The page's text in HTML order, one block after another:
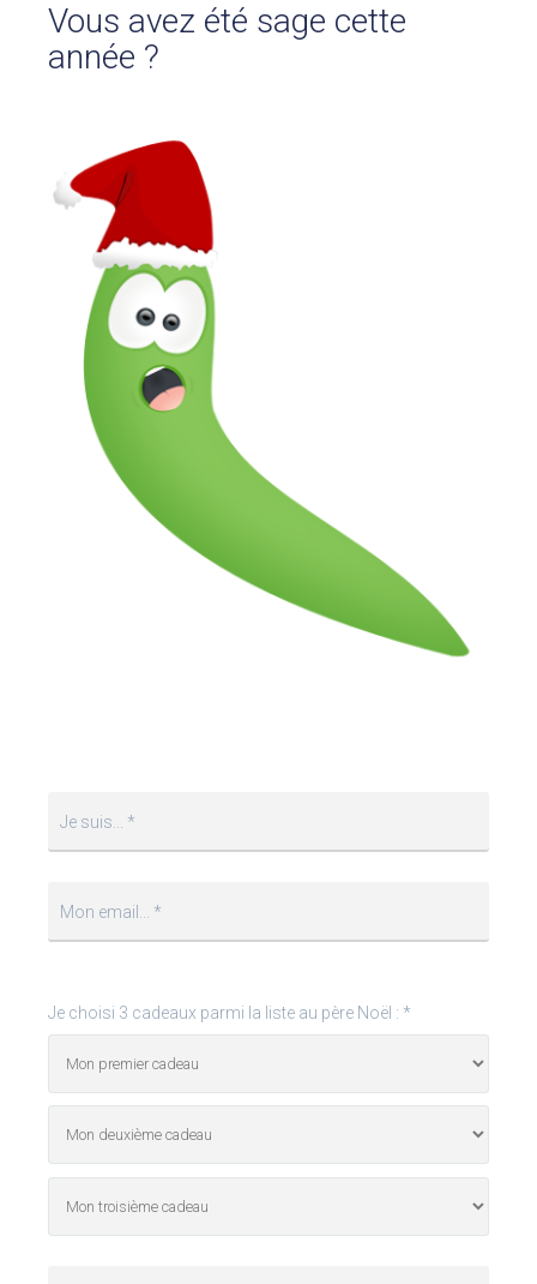
Vous avez été sage cette
année ?
Je suis... *
Mon email... *
Je choisi 3 cadeaux parmi la liste au père Noël : *